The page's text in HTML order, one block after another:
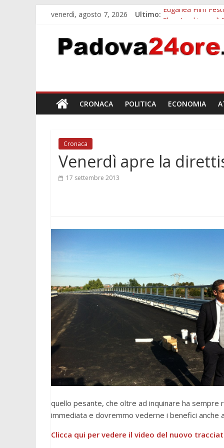
venerdì, agosto 7, 2026 Ultimo: Euganea Film
Notizie di
Orto Botanico
Concorso
CRONACA POLITICA ECONOMIA
Cronaca
Venerdì apre la
17 settembre 2013
quello pesante, che oltre ad inquinare ha
immediata e dovremmo vederne i benefici anche
Clicca qui per vedere il video del nuovo